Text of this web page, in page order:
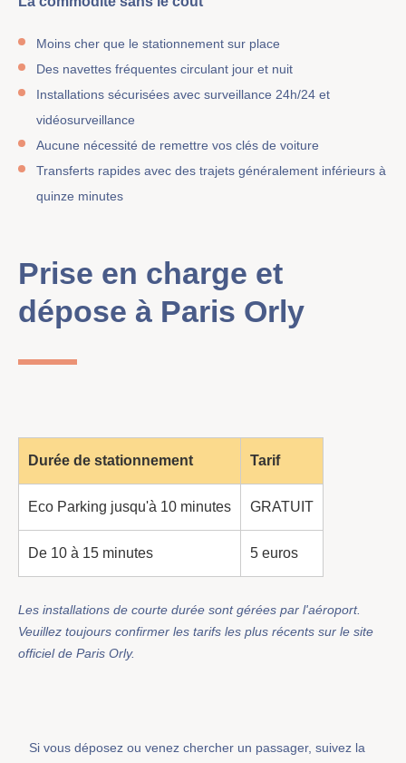
Moins cher que le stationnement sur place
Des navettes fréquentes circulant jour et nuit
Installations sécurisées avec surveillance 24h/24 et
vidéosurveillance
Aucune nécessité de remettre vos clés de voiture
Transferts rapides avec des trajets généralement inférieurs à
quinze minutes
Prise en charge et
dépose à Paris Orly
Durée de stationnement Tarif
Eco Parking jusqu'à 10 minutes GRATUIT
De 10 à 15 minutes 5 euros
Les installations de courte durée sont gérées par l'aéroport.
Veuillez toujours confirmer les tarifs les plus récents sur le site
officiel de Paris Orly.
Si vous déposez ou venez chercher un passager, suivez la